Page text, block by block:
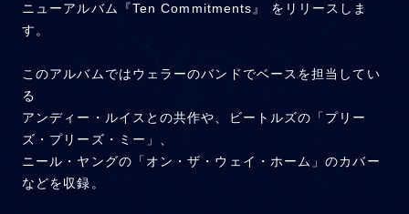
ニューアルバム『Ten Commitments』 をリリースしま
す。
このアルバムではウェラーのバンドでベースを担当してい
る
アンディー・ルイスとの共作や、ビートルズの「プリー
ズ・プリーズ・ミー」、
ニール・ヤングの「オン・ザ・ウェイ・ホーム」のカバー
などを収録。